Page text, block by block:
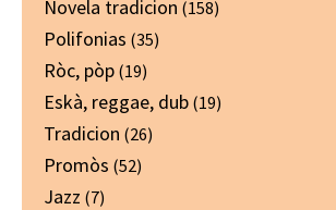
Novela tradicion (158)
Polifonias (35)
Ròc, pòp (19)
Eskà, reggae, dub (19)
Tradicion (26)
Promòs (52)
Jazz (7)